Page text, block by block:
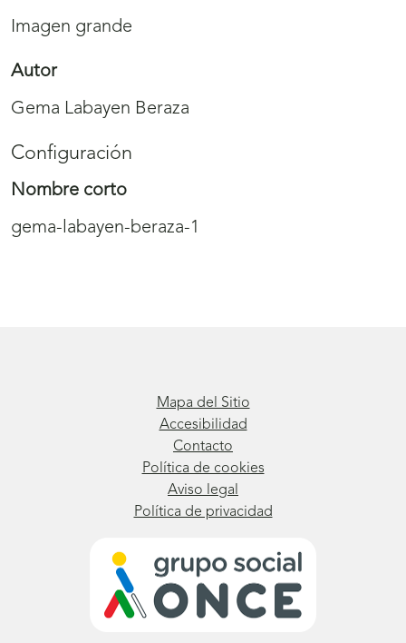
Imagen grande
Autor
Gema Labayen Beraza
Configuración
Nombre corto
gema-labayen-beraza-1
Mapa del Sitio
Accesibilidad
Contacto
Política de cookies
Aviso legal
Política de privacidad